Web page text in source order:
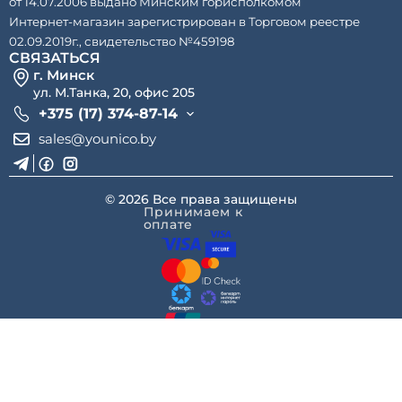
Интернет-магазин зарегистрирован в Торговом реестре
02.09.2019г., свидетельство №459198
СВЯЗАТЬСЯ
г. Минск
ул. М.Танка, 20, офис 205
+375 (17) 374-87-14
sales@younico.by
© 2026 Все права защищены
Принимаем к
оплате